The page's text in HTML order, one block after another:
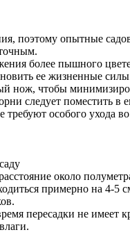
поэтому опытные
более пышного
ее жизненные
нож, чтобы
следует поместить в
требуют особого ухода
около
примерно на 4-
пересадки не имеет